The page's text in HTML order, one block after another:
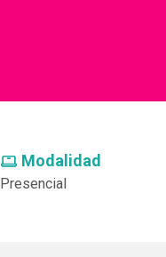
Modalidad
Presencial